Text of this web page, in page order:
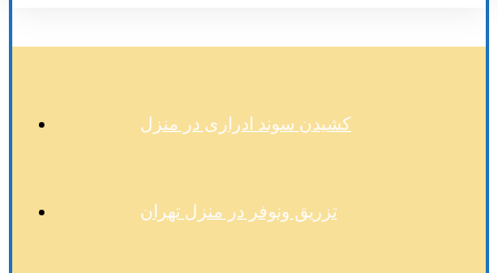
کشیدن سوند ادراری در منزل
تزریق ونوفر در منزل تهران